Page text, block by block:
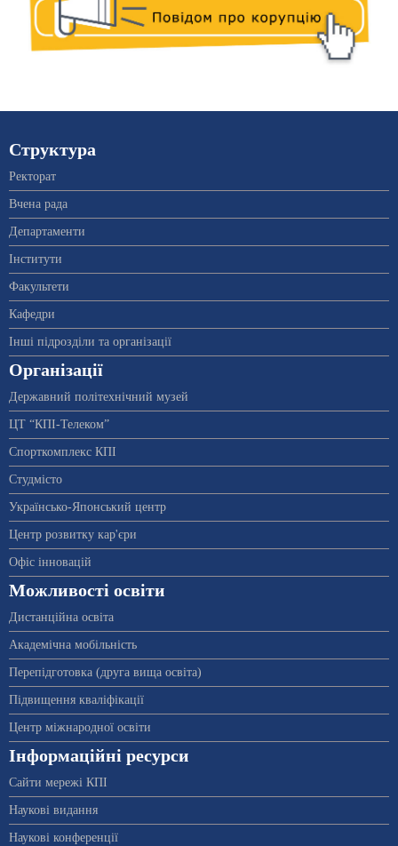
Структура
Ректорат
Вчена рада
Департаменти
Інститути
Факультети
Кафедри
Інші підрозділи та організації
Організації
Державний політехнічний музей
ЦТ “КПІ-Телеком”
Спорткомплекс КПІ
Студмісто
Українсько-Японський центр
Центр розвитку кар'єри
Офіс інновацій
Можливості освіти
Дистанційна освіта
Академічна мобільність
Перепідготовка (друга вища освіта)
Підвищення кваліфікації
Центр міжнародної освіти
Інформаційні ресурси
Сайти мережі КПІ
Наукові видання
Наукові конференції